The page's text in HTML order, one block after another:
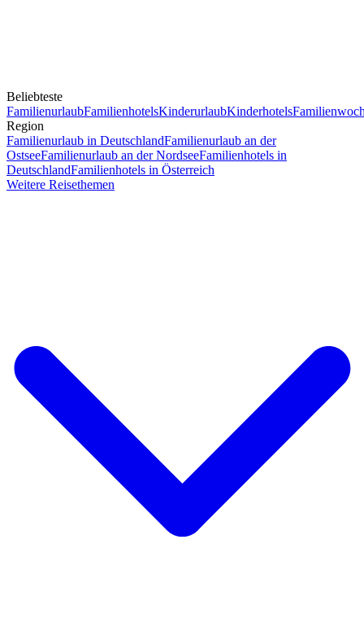
Beliebteste
FamilienurlaubFamilienhotelsKinderurlaubKinderhotels
Region
Familienurlaub in DeutschlandFamilienurlaub an der
OstseeFamilienurlaub an der NordseeFamilienhotels in
DeutschlandFamilienhotels in Österreich
Weitere Reisethemen